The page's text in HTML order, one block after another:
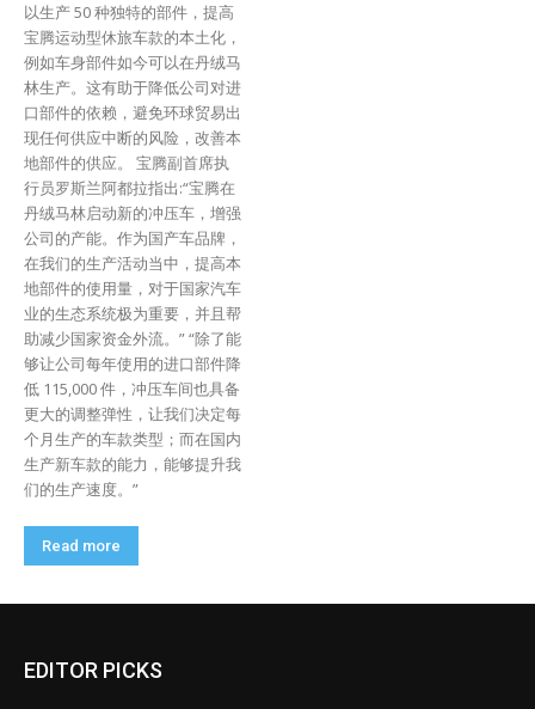
以生产 50 种独特的部件，提高
宝腾运动型休旅车款的本土化，
例如车身部件如今可以在丹绒马
林生产。这有助于降低公司对进
口部件的依赖，避免环球贸易出
现任何供应中断的风险，改善本
地部件的供应。 宝腾副首席执
行员罗斯兰阿都拉指出:“宝腾在
丹绒马林启动新的冲压车，增强
公司的产能。作为国产车品牌，
在我们的生产活动当中，提高本
地部件的使用量，对于国家汽车
业的生态系统极为重要，并且帮
助减少国家资金外流。” “除了能
够让公司每年使用的进口部件降
低 115,000 件，冲压车间也具备
更大的调整弹性，让我们决定每
个月生产的车款类型；而在国内
生产新车款的能力，能够提升我
们的生产速度。”
Read more
EDITOR PICKS